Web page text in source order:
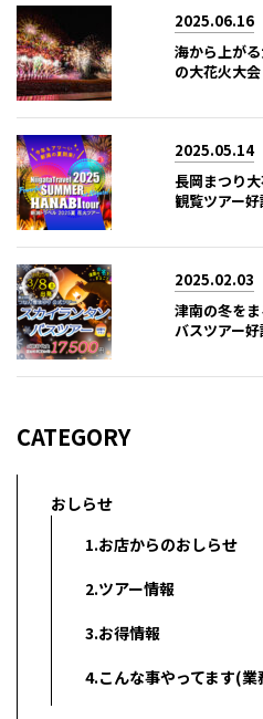
2025.06.16
海から上が
の大花火大会
2025.05.14
長岡まつり
観覧ツアー好
2025.02.03
津南の冬を
バスツアー好
CATEGORY
おしらせ
1.お店からのおしらせ
2.ツアー情報
3.お得情報
4.こんな事やってます(業